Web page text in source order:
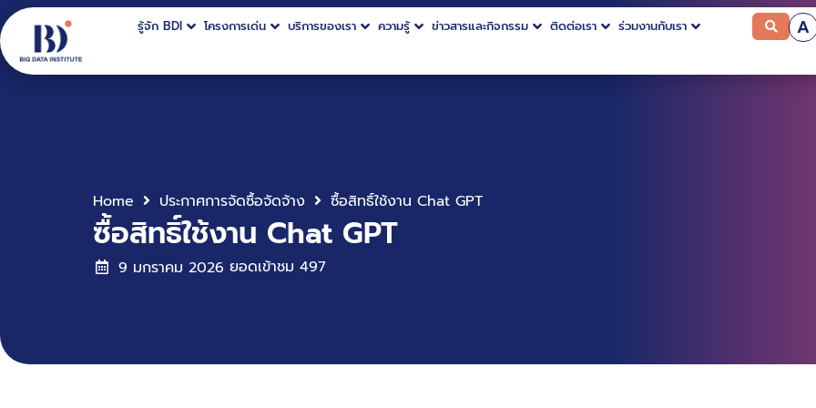
รู้จัก BDI โครงการเด่น บริการของเรา ความรู้ ข่าวสารและกิจกรรม ติดต่อเรา ร่วมงานกับเรา A
Home ประกาศการจัดซื้อจัดจ้าง ซื้อสิทธิ์ใช้งาน Chat GPT
ซื้อสิทธิ์ใช้งาน Chat GPT
9 มกราคม 2026 ยอดเข้าชม 497